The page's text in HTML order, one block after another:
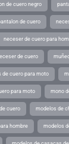
de cuero negro
de cuero
neceser de cuero para
de cuero
de cuero para moto
para moto mono
cuero modelos de
hombre modelos